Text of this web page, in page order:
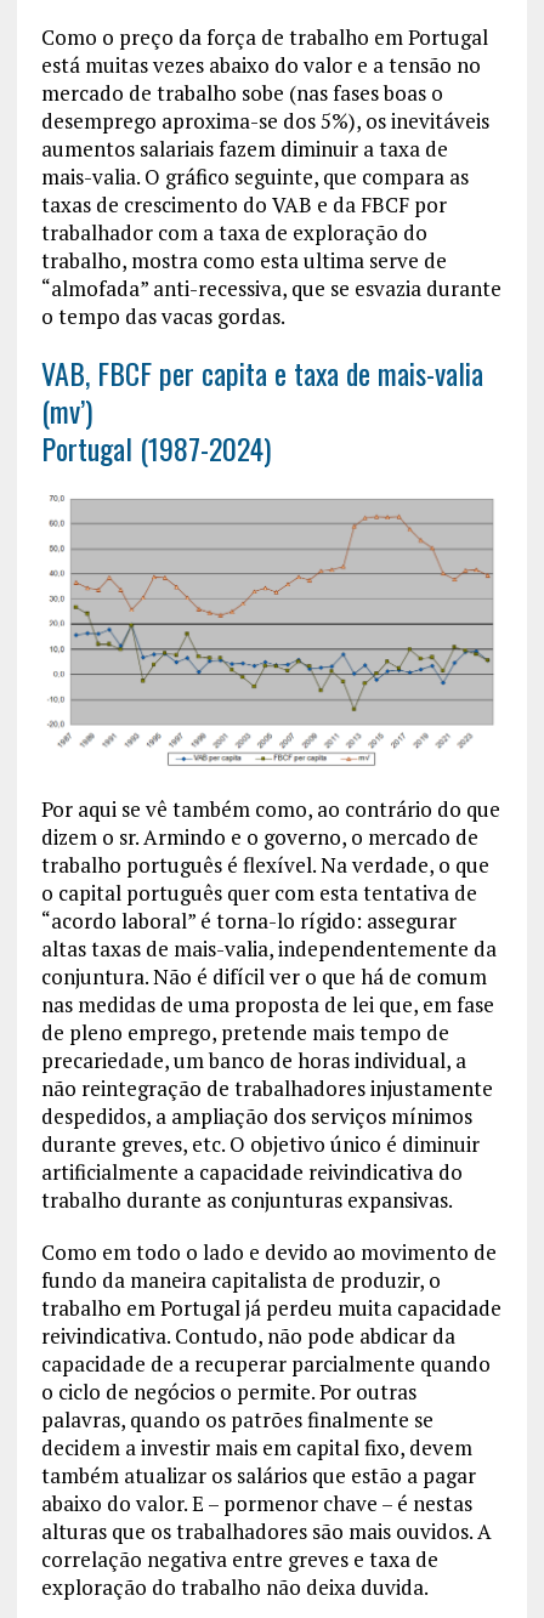
Como o preço da força de trabalho em Portugal
está muitas vezes abaixo do valor e a tensão no
mercado de trabalho sobe (nas fases boas o
desemprego aproxima-se dos 5%), os inevitáveis
aumentos salariais fazem diminuir a taxa de
mais-valia. O gráfico seguinte, que compara as
taxas de crescimento do VAB e da FBCF por
trabalhador com a taxa de exploração do
trabalho, mostra como esta ultima serve de
“almofada” anti-recessiva, que se esvazia durante
o tempo das vacas gordas.
VAB, FBCF per capita e taxa de mais-valia
(mv’)
Portugal (1987-2024)
Por aqui se vê também como, ao contrário do que
dizem o sr. Armindo e o governo, o mercado de
trabalho português é flexível. Na verdade, o que
o capital português quer com esta tentativa de
“acordo laboral” é torna-lo rígido: assegurar
altas taxas de mais-valia, independentemente da
conjuntura. Não é difícil ver o que há de comum
nas medidas de uma proposta de lei que, em fase
de pleno emprego, pretende mais tempo de
precariedade, um banco de horas individual, a
não reintegração de trabalhadores injustamente
despedidos, a ampliação dos serviços mínimos
durante greves, etc. O objetivo único é diminuir
artificialmente a capacidade reivindicativa do
trabalho durante as conjunturas expansivas.
Como em todo o lado e devido ao movimento de
fundo da maneira capitalista de produzir, o
trabalho em Portugal já perdeu muita capacidade
reivindicativa. Contudo, não pode abdicar da
capacidade de a recuperar parcialmente quando
o ciclo de negócios o permite. Por outras
palavras, quando os patrões finalmente se
decidem a investir mais em capital fixo, devem
também atualizar os salários que estão a pagar
abaixo do valor. E – pormenor chave – é nestas
alturas que os trabalhadores são mais ouvidos. A
correlação negativa entre greves e taxa de
exploração do trabalho não deixa duvida.